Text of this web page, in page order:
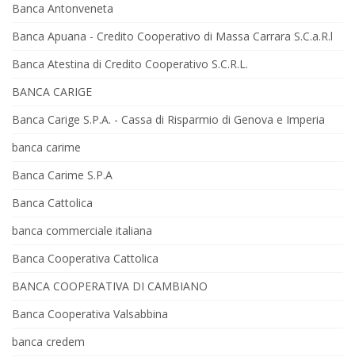
Banca Antonveneta
Banca Apuana - Credito Cooperativo di Massa Carrara S.C.a.R.l
Banca Atestina di Credito Cooperativo S.C.R.L.
BANCA CARIGE
Banca Carige S.P.A. - Cassa di Risparmio di Genova e Imperia
banca carime
Banca Carime S.P.A
Banca Cattolica
banca commerciale italiana
Banca Cooperativa Cattolica
BANCA COOPERATIVA DI CAMBIANO
Banca Cooperativa Valsabbina
banca credem